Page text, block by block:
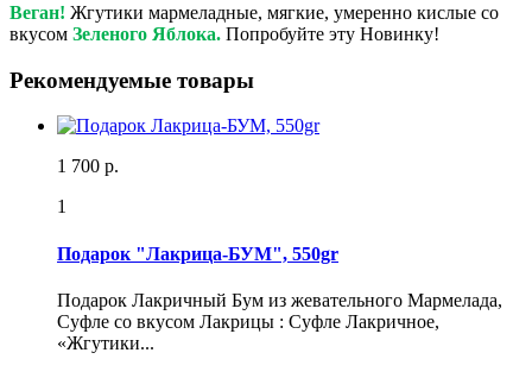
Веган! Жгутики мармеладные, мягкие, умеренно кислые со
вкусом Зеленого Яблока. Попробуйте эту Новинку!
Рекомендуемые товары
1 700 р.
1
Подарок "Лакрица-БУМ", 550gr
Подарок Лакричный Бум из жевательного Мармелада,
Суфле со вкусом Лакрицы : Суфле Лакричное,
«Жгутики...